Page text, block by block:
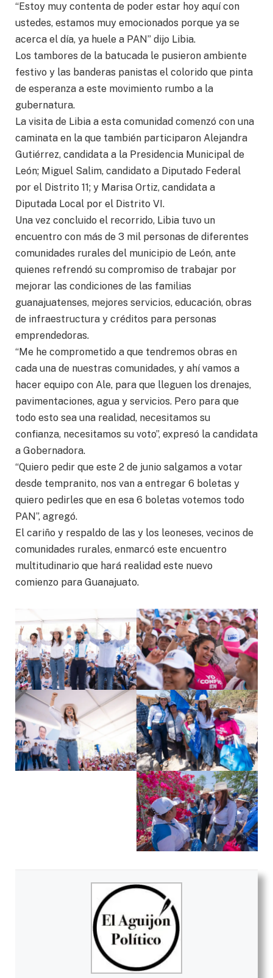
“Estoy muy contenta de poder estar hoy aquí con
ustedes, estamos muy emocionados porque ya se
acerca el día, ya huele a PAN” dijo Libia.
Los tambores de la batucada le pusieron ambiente
festivo y las banderas panistas el colorido que pinta
de esperanza a este movimiento rumbo a la
gubernatura.
La visita de Libia a esta comunidad comenzó con una
caminata en la que también participaron Alejandra
Gutiérrez, candidata a la Presidencia Municipal de
León; Miguel Salim, candidato a Diputado Federal
por el Distrito 11; y Marisa Ortiz, candidata a
Diputada Local por el Distrito VI.
Una vez concluido el recorrido, Libia tuvo un
encuentro con más de 3 mil personas de diferentes
comunidades rurales del municipio de León, ante
quienes refrendó su compromiso de trabajar por
mejorar las condiciones de las familias
guanajuatenses, mejores servicios, educación, obras
de infraestructura y créditos para personas
emprendedoras.
“Me he comprometido a que tendremos obras en
cada una de nuestras comunidades, y ahí vamos a
hacer equipo con Ale, para que lleguen los drenajes,
pavimentaciones, agua y servicios. Pero para que
todo esto sea una realidad, necesitamos su
confianza, necesitamos su voto”, expresó la candidata
a Gobernadora.
“Quiero pedir que este 2 de junio salgamos a votar
desde tempranito, nos van a entregar 6 boletas y
quiero pedirles que en esa 6 boletas votemos todo
PAN”, agregó.
El cariño y respaldo de las y los leoneses, vecinos de
comunidades rurales, enmarcó este encuentro
multitudinario que hará realidad este nuevo
comienzo para Guanajuato.